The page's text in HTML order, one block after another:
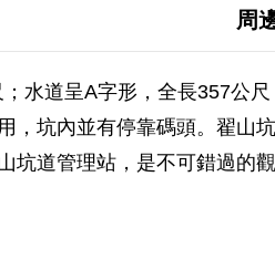
周
水道呈A字形，全長357公
，坑內並有停靠碼頭。翟山
道管理站，是不可錯過的觀